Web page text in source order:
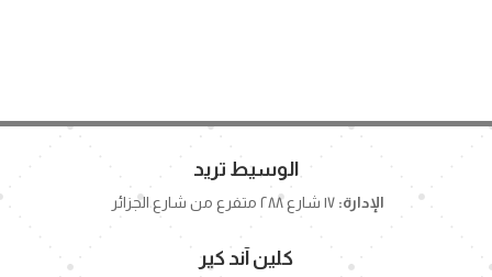
الوسيط تريد
الإدارة:
كلين آند كير